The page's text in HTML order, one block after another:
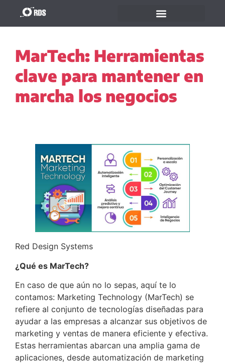
MarTech: Herramientas
clave para mantener en
marcha los negocios
Red Design Systems
¿Qué es MarTech?
En caso de que aún no lo sepas, aquí te lo
contamos: Marketing Technology (MarTech) se
refiere al conjunto de tecnologías diseñadas para
ayudar a las empresas a alcanzar sus objetivos de
marketing y ventas de manera eficiente y efectiva.
Estas herramientas abarcan una amplia gama de
aplicaciones, desde automatización de marketing